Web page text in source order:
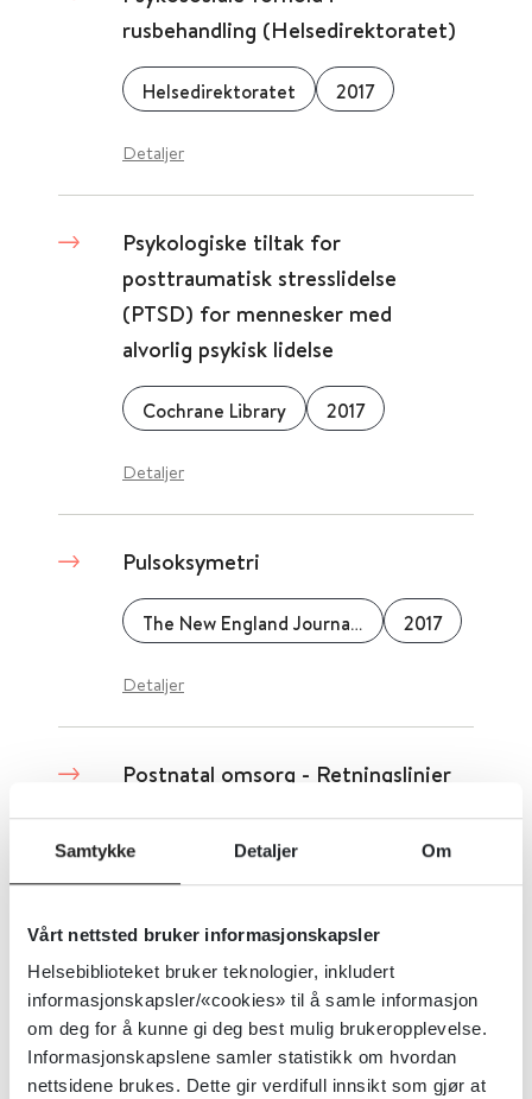
Samtykke Detaljer Om
Vårt nettsted bruker informasjonskapsler
Helsebiblioteket bruker teknologier, inkludert
informasjonskapsler/«cookies» til å samle informasjon
om deg for å kunne gi deg best mulig brukeropplevelse.
Informasjonskapslene samler statistikk om hvordan
nettsidene brukes. Dette gir verdifull innsikt som gjør at
rusbehandling (Helsedirektoratet)
Helsedirektoratet 2017
Detaljer
Psykologiske tiltak for
posttraumatisk stresslidelse
(PTSD) for mennesker med
alvorlig psykisk lidelse
Cochrane Library 2017
Detaljer
Pulsoksymetri
The New England Journal of Medicine 2017
Detaljer
Postnatal omsorg - Retningslinjer
Detaljer
Parkinsons sykdom - European
Guidelines for Physiotherapy in